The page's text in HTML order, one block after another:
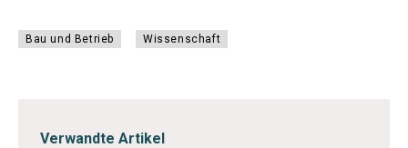
Bau und Betrieb Wissenschaft
Verwandte Artikel